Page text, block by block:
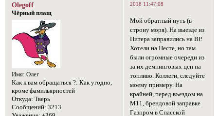
2018 11:47:08
Olegoff
Чёрный плащ
Имя: Олег
Как к вам обращаться ?: Как угодно,
кроме фамильярностей
Откуда: Тверь
Сообщений: 3213
Мой обратный путь (в
строну моря). На выезде из
Питера заправились на ВР.
Хотели на Несте, но там
были огромные очереди из
за их демпинговых цен на
топливо. Коллеги, следуйте
моему примеру. На
крайней, перед въездом на
М11, брендовой заправке
Газпром в Спасской